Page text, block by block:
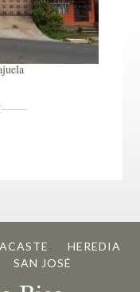
HEREDIA
SAN JOSÉ